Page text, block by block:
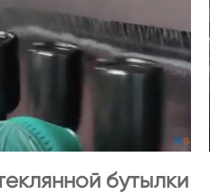
бутылки